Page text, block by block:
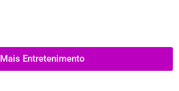
Mais Entretenimento